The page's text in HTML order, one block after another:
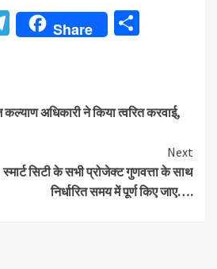
Telegram
Share
अधिकारी ने किया त्वरित करवाई,
Next
सिटी के सभी प्रोजेक्ट गुणवत्ता के साथ
निर्धारित समय में पूर्ण किए जाए….